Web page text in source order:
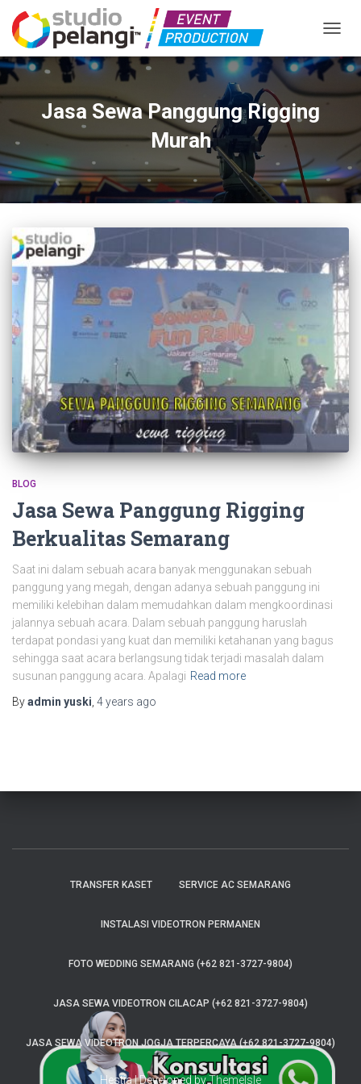
Jasa Sewa Panggung Rigging
Murah
BLOG
Jasa Sewa Panggung Rigging
Berkualitas Semarang
Saat ini dalam sebuah acara banyak menggunakan sebuah
panggung yang megah, dengan adanya sebuah panggung ini
memiliki kelebihan dalam memudahkan dalam mengkoordinasi
jalannya sebuah acara. Dalam sebuah panggung haruslah
terdapat pondasi yang kuat dan memiliki ketahanan yang bagus
sehingga saat acara berlangsung tidak terjadi masalah dalam
susunan panggung acara. Apalagi Read more
Byadmin yuski 4 years ago
TRANSFER KASET SERVICE AC SEMARANG
INSTALASI VIDEOTRON PERMANEN
FOTO WEDDING SEMARANG (+62 821-3727-9804)
JASA SEWA VIDEOTRON CILACAP (+62 821-3727-9804)
JASA SEWA VIDEOTRON JOGJA TERPERCAYA (+62 821-3727-9804)
Hestia | Developed byThemeIsle